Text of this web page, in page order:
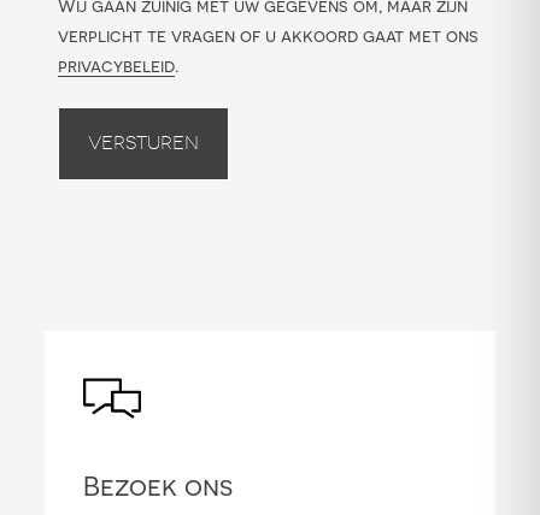
Wij gaan zuinig met uw gegevens om, maar zijn
verplicht te vragen of u akkoord gaat met ons
privacybeleid.
Versturen
Bezoek ons